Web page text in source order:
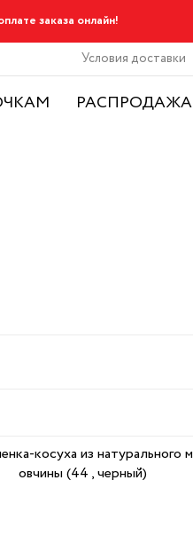
заказа онлайн!
Условия доставки
РАСПРОДАЖА